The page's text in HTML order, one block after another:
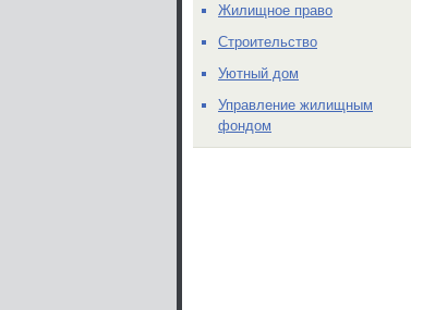
Жилищное право
Строительство
Уютный дом
Управление жилищным
фондом